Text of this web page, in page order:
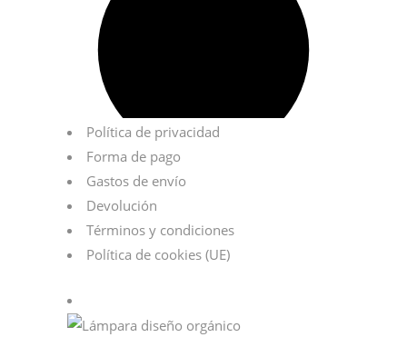
Política de privacidad
Forma de pago
Gastos de envío
Devolución
Términos y condiciones
Política de cookies (UE)